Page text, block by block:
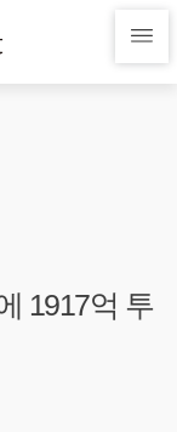
1917억 투